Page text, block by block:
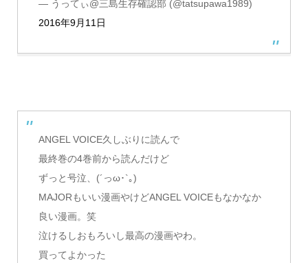
— うってぃ@三島生存確認部 (@tatsupawa1989)
2016年9月11日
ANGEL VOICE久しぶりに読んで
最終巻の4巻前から読んだけど
ずっと号泣、(´っω･`｡)
MAJORもいい漫画やけどANGEL VOICEもなかなか
良い漫画。笑
泣けるしおもろいし最高の漫画やわ。
買ってよかった